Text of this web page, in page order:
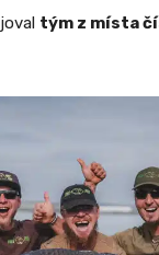
tým z místa